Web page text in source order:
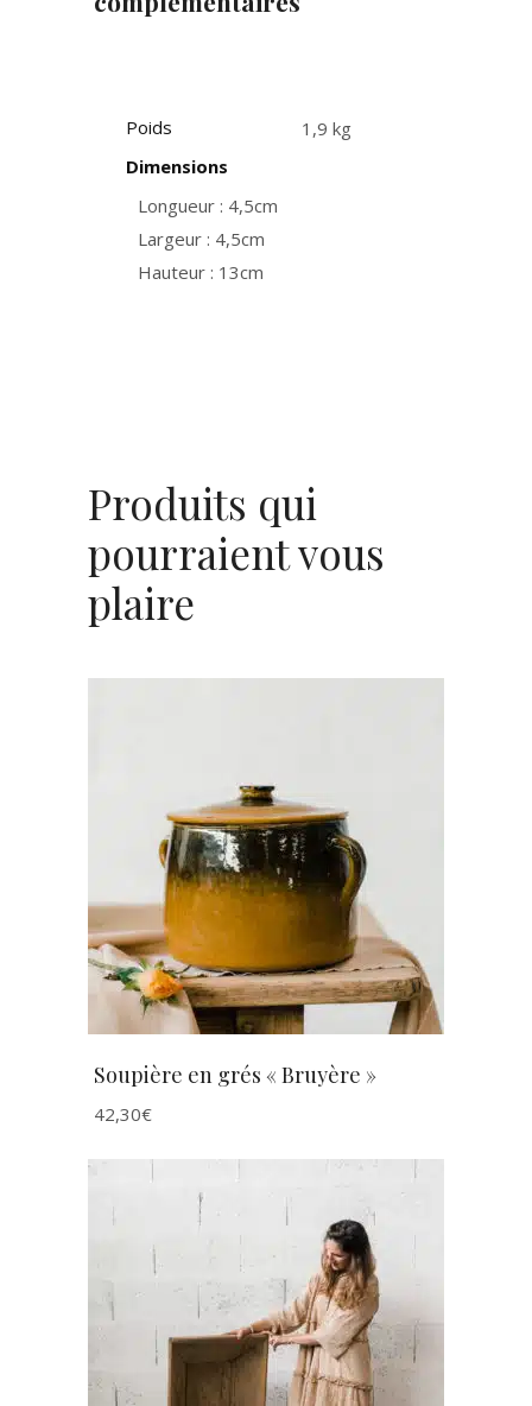
Poids
1,9 kg
Dimensions
Longueur : 4,5cm
Largeur : 4,5cm
Hauteur : 13cm
Produits qui
pourraient vous
plaire
AJOUTER AU PANIER
Soupière en grés « Bruyère »
42,30€
AJOUTER AU PANIER